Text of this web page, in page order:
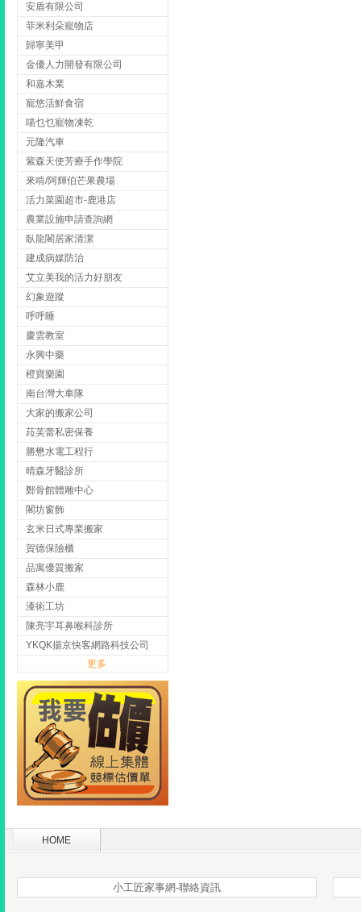
安盾有限公司
菲米利朵寵物店
歸寧美甲
金優人力開發有限公司
和嘉木業
寵悠活鮮食宿
喵乜乜寵物凍乾
元隆汽車
紫森天使芳療手作學院
來啃/阿輝伯芒果農場
活力菜園超市-鹿港店
農業設施申請查詢網
臥龍閣居家清潔
建成病媒防治
艾立美我的活力好朋友
幻象遊蹤
呼呼睡
慶雲教室
永興中藥
橙寶樂園
南台灣大車隊
大家的搬家公司
菈芙蕾私密保養
勝懋水電工程行
晴森牙醫診所
鄭骨館體雕中心
閣坊窗飾
玄米日式專業搬家
賀德保險櫃
品寓優質搬家
森林小鹿
漆術工坊
陳亮宇耳鼻喉科診所
YKQK揚京快客網路科技公司
更多
HOME
小工匠家事網-聯絡資訊